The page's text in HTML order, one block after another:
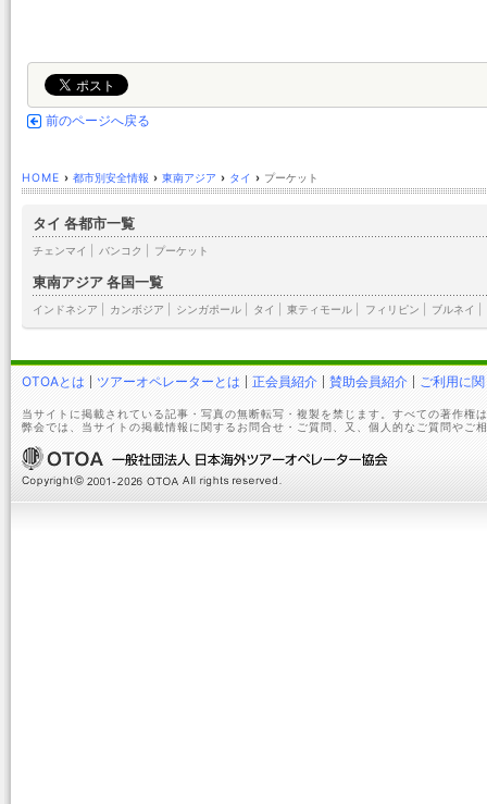
前のページへ戻る
HOME › 都市別安全情報 › 東南アジア › タイ › プーケット
タイ 各都市一覧
チェンマイ バンコク プーケット
東南アジア 各国一覧
インドネシア カンボジア シンガポール タイ 東ティモール フィリピン ブルネイ
OTOAとは ツアーオペレーターとは 正会員紹介 賛助会員紹介 ご利用に
当サイトに掲載されている記事・写真の無断転写・複製を禁じます。すべての著作権
弊会では、当サイトの掲載情報に関するお問合せ・ご質問、又、個人的なご質問やご